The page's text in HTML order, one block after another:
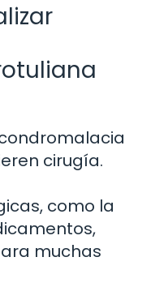
cirugía.
como la
muchas